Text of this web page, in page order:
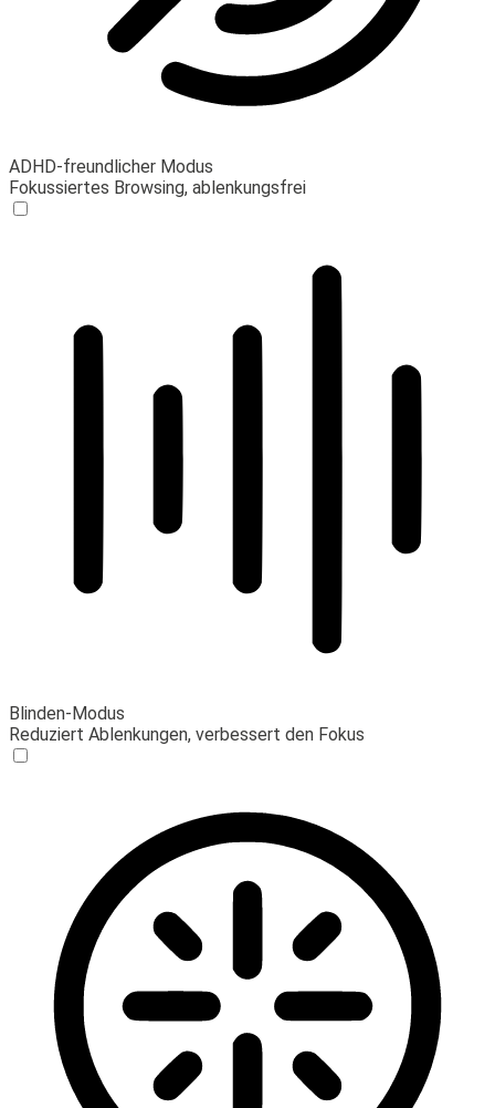
ADHD-freundlicher Modus
Fokussiertes Browsing, ablenkungsfrei
Blinden-Modus
Reduziert Ablenkungen, verbessert den Fokus